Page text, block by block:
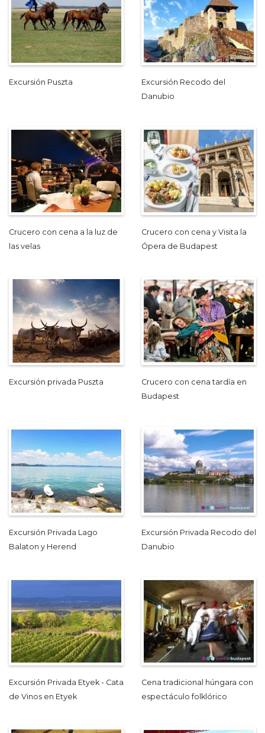
Excursión Puszta
Excursión Recodo del
Danubio
Crucero con cena a la luz de
las velas
Crucero con cena y Visita la
Ópera de Budapest
Excursión privada Puszta
Crucero con cena tardía en
Budapest
Excursión Privada Lago
Balaton y Herend
Excursión Privada Recodo del
Danubio
Excursión Privada Etyek - Cata
de Vinos en Etyek
Cena tradicional húngara con
espectáculo folklórico